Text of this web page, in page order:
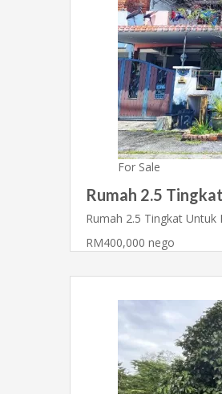
For Sale
Rumah 2.5
Rumah 2.5 Tingkat
RM400,000 nego